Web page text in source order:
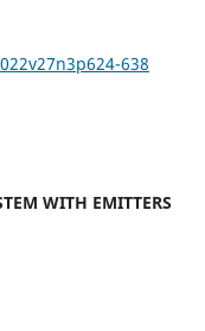
638
WITH EMITTERS